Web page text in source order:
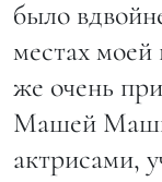
было
местах
же очень
Машей
актрисами,